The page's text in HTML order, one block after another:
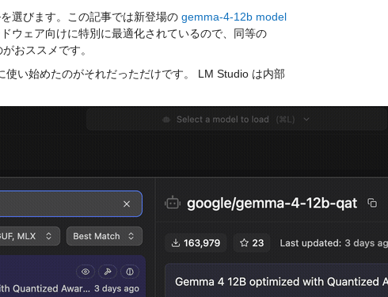
選びます。
この記事では新登場の gemma-4-12b model
ウェア向けに特別に最適化されているので、同等の
おススメです。
い始めたのがそれだっただけです。 LM Studio は内部